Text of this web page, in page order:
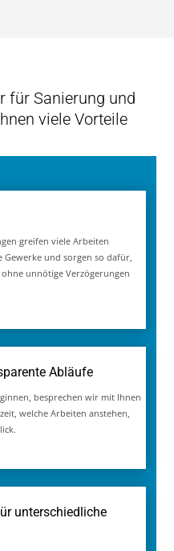
und
kümmern wir uns
einer Immobilie.
von Bändern und
zu
Über die Kombination
wir nicht nur
Wünsche und
dass am Ende ein
Gesamtergebnis
an Komfort und